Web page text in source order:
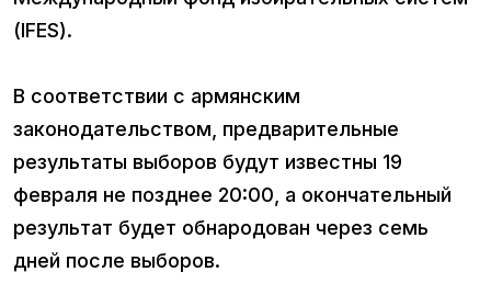
(IFES).
В соответствии с армянским
законодательством, предварительные
результаты выборов будут известны 19
февраля не позднее 20:00, а окончательный
результат будет обнародован через семь
дней после выборов.